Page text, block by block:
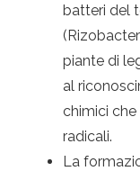
batteri del
piante di
al
chimici
radicali.
La